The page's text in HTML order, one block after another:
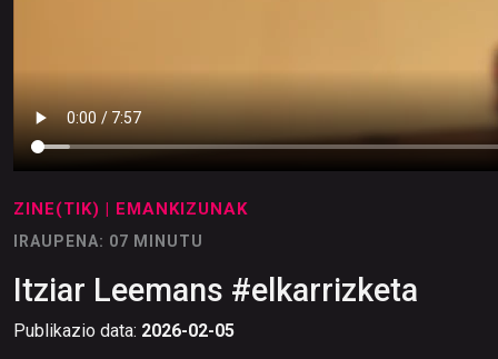
ZINE(TIK) | EMANKIZUNAK
IRAUPENA: 07 MINUTU
Itziar Leemans #elkarrizketa
Publikazio data: 2026-02-05